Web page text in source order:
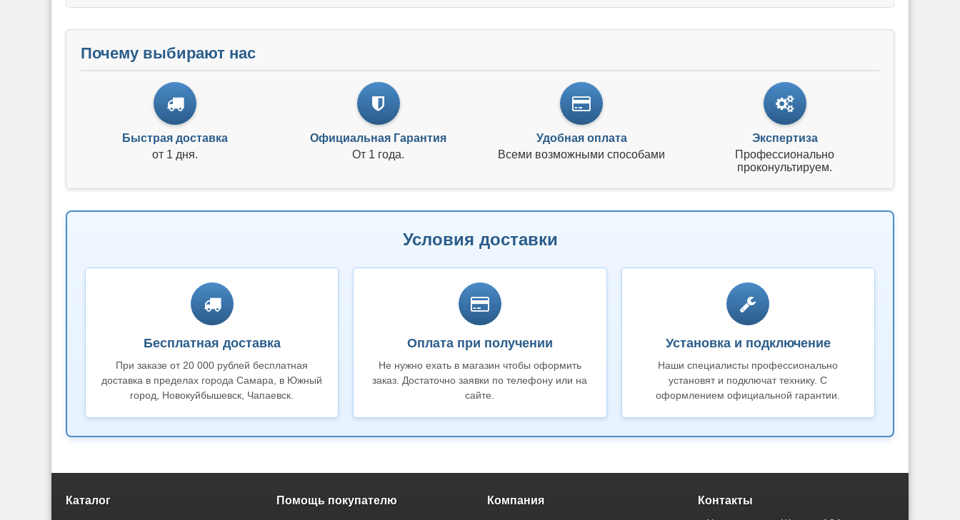
Почему выбирают нас
Быстрая доставка
от 1 дня.
Официальная Гарантия
От 1 года.
Удобная оплата
Всеми возможными способами
Экспертиза
Профессионально
проконультируем.
Условия доставки
Бесплатная доставка
При заказе от 20 000 рублей бесплатная
доставка в пределах города Самара, в Южный
город, Новокуйбышевск, Чапаевск.
Оплата при получении
Не нужно ехать в магазин чтобы оформить
заказ. Достаточно заявки по телефону или на
сайте.
Установка и подключение
Наши специалисты профессионально
установят и подключат технику. С
оформлением официальной гарантии.
Каталог Помощь покупателю Компания
Контакты